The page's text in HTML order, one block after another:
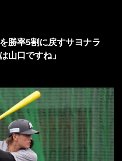
勝率5割に戻すサヨナラ
山口ですね」